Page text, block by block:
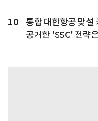
10
통합 대한항공 맞설
공개한 'SSC' 전략